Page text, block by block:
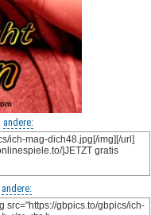
andere:
andere: